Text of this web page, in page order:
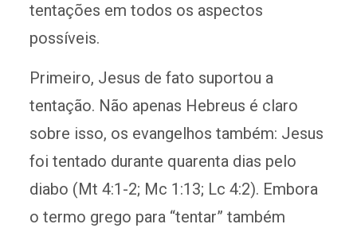
tentações em todos os aspectos
possíveis.
Primeiro, Jesus de fato suportou a
tentação. Não apenas Hebreus é claro
sobre isso, os evangelhos também: Jesus
foi tentado durante quarenta dias pelo
diabo (Mt 4:1-2; Mc 1:13; Lc 4:2). Embora
o termo grego para “tentar” também